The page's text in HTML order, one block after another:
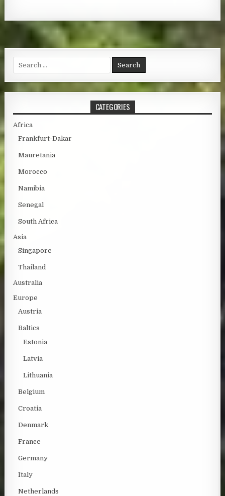
Search for:
CATEGORIES
Africa
Frankfurt-Dakar
Mauretania
Morocco
Namibia
Senegal
South Africa
Asia
Singapore
Thailand
Australia
Europe
Austria
Baltics
Estonia
Latvia
Lithuania
Belgium
Croatia
Denmark
France
Germany
Italy
Netherlands